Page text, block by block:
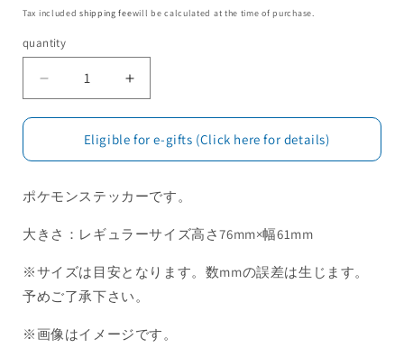
Tax includedshipping feewill be calculated at the time of purchase.
quantity
Eligible for e-gifts (Click here for details)
ポケモンステッカーです。
大きさ：レギュラーサイズ高さ76mm×幅61mm
※サイズは目安となります。数mmの誤差は生じます。
予めご了承下さい。
※画像はイメージです。